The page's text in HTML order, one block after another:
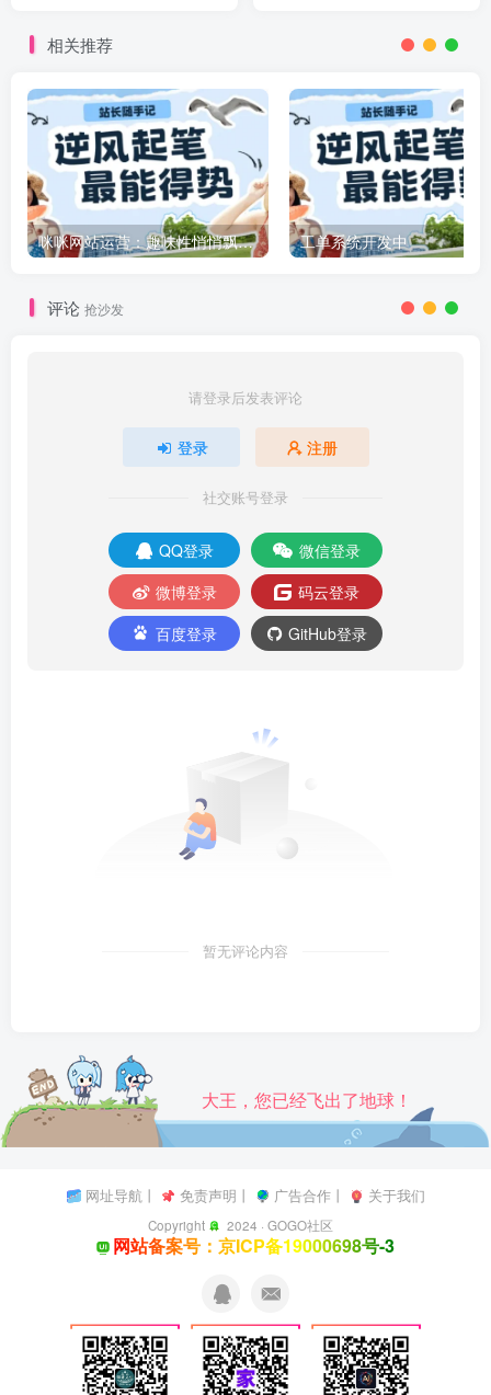
相关推荐
咪咪网站运营：趣味性悄悄飘起的成功风头 工单系统开发中
评论 抢沙发
请登录后发表评论
登录 注册
社交账号登录
QQ登录
微信登录
微博登录
码云登录
百度登录
GitHub登录
暂无评论内容
大王，您已经飞出了地球！
网址导航丨 免责声明 丨 广告合作丨 关于我们
Copyright 2024 ·GOGO社区
网站备案号：京ICP备19000698号-3